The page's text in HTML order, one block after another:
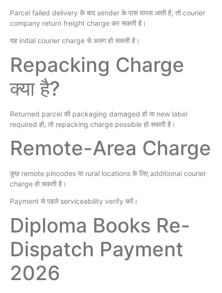
Parcel failed delivery के बाद sender के पास वापस आती है, तो courier
company return freight charge कर सकती है।
यह initial courier charge से अलग हो सकती है।
Repacking Charge
क्या है?
Returned parcel की packaging damaged हो या new label
required हो, तो repacking charge possible हो सकती है।
Remote-Area Charge
कुछ remote pincodes या rural locations के लिए additional courier
charge हो सकती है।
Payment से पहले serviceability verify करें।
Diploma Books Re-
Dispatch Payment
2026